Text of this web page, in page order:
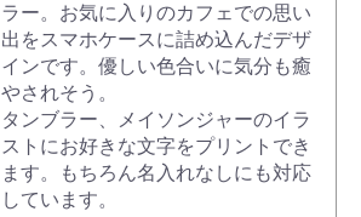
ラー。お気に入りのカフェでの思い
出をスマホケースに詰め込んだデザ
インです。優しい色合いに気分も癒
やされそう。
タンブラー、メイソンジャーのイラ
ストにお好きな文字をプリントでき
ます。もちろん名入れなしにも対応
しています。